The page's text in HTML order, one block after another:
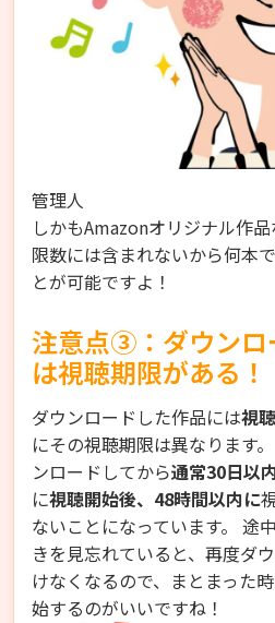
管理人
しかもAmazonオリジナル作
限数には含まれないから何本
とが可能ですよ！
注意点③：ダウンロ
は視聴期限がある！
ダウンロードした作品には視
にその視聴期限は異なります
ンロードしてから通常30日以内
に視聴開始後、48時間以内に
ないことになっています。 途
きを見忘れていると、再度ダ
けなくなるので、まとまった
始するのがいいですね！